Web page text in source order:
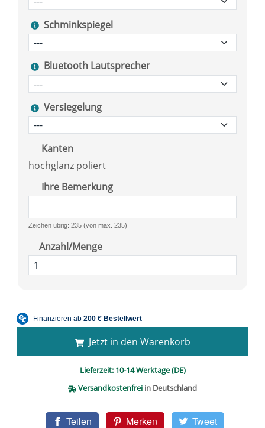
Schminkspiegel
Bluetooth Lautsprecher
Versiegelung
Kanten
hochglanz poliert
Ihre Bemerkung
Zeichen übrig: 235 (von max. 235)
Anzahl/Menge
Jetzt in den Warenkorb
Lieferzeit:10-14 Werktage (DE)
Versandkostenfrei in Deutschland
Teilen Merken Tweet